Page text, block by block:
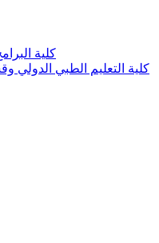
كلية
كلية التعليم الطبي الدولي